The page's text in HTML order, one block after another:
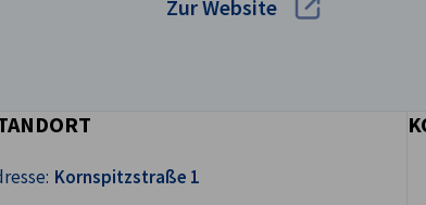
Zur Website
Kornspitzstraße 1